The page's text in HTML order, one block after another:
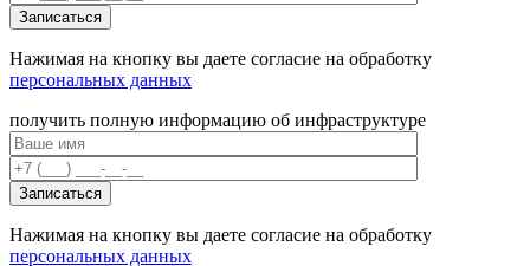
Нажимая на кнопку вы даете согласие на обработку
персональных данных
получить полную информацию об инфраструктуре
Нажимая на кнопку вы даете согласие на обработку
персональных данных